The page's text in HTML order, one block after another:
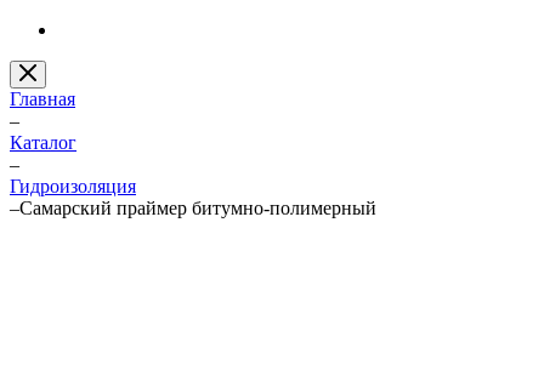
Главная
–
Каталог
–
Гидроизоляция
–Самарский праймер битумно-полимерный